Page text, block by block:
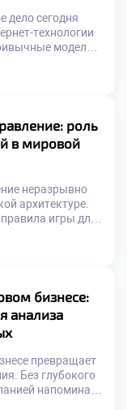
дело сегодня
технологии
модели
процессы
принятия
данным.
актуальных
должны
роль
в мировой
неразрывно
архитектуре.
игры для
бы в хаос
среду
как
Национальные
бизнесе:
анализа
превращает
Без глубокого
напоминает